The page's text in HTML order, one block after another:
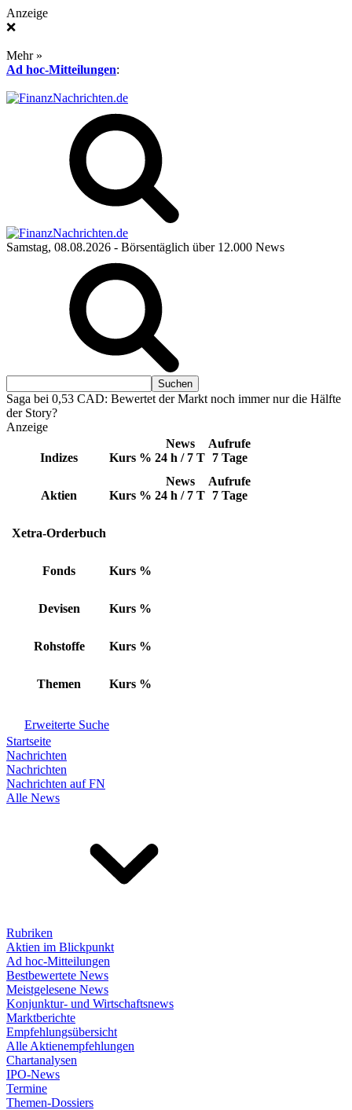
Anzeige
❌
Mehr »
Ad hoc-Mitteilungen:
Samstag, 08.08.2026 - Börsentäglich über 12.000 News
Saga bei 0,53 CAD: Bewertet der Markt noch immer nur die Hälfte
der Story?
Anzeige
Indizes Kurs %
News
24 h / 7 T
Aufrufe
7 Tage
Aktien Kurs %
News
24 h / 7 T
Aufrufe
7 Tage
Xetra-Orderbuch
Fonds Kurs %
Devisen Kurs %
Rohstoffe Kurs %
Themen Kurs %
Erweiterte Suche
Startseite
Nachrichten
Nachrichten
Nachrichten auf FN
Alle News
Rubriken
Aktien im Blickpunkt
Ad hoc-Mitteilungen
Bestbewertete News
Meistgelesene News
Konjunktur- und Wirtschaftsnews
Marktberichte
Empfehlungsübersicht
Alle Aktienempfehlungen
Chartanalysen
IPO-News
Termine
Themen-Dossiers